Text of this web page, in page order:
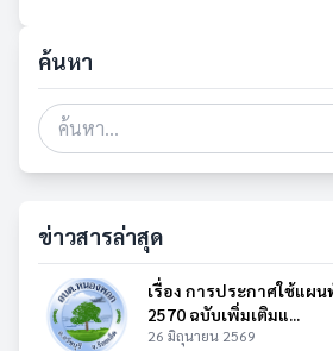
ค้นหา
ข่าวสารล่าสุด
เรื่อง การประกาศใช้แผ
2570 ฉบับเพิ่มเติมแ...
26 มิถุนายน 2569